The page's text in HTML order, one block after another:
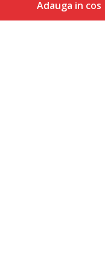
Adauga in cos